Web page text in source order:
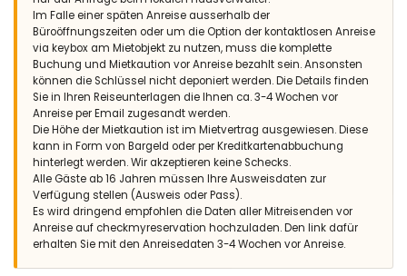
Im Falle einer späten Anreise ausserhalb der
Büroöffnungszeiten oder um die Option der kontaktlosen Anreise
via keybox am Mietobjekt zu nutzen, muss die komplette
Buchung und Mietkaution vor Anreise bezahlt sein. Ansonsten
können die Schlüssel nicht deponiert werden. Die Details finden
Sie in Ihren Reiseunterlagen die Ihnen ca. 3-4 Wochen vor
Anreise per Email zugesandt werden.
Die Höhe der Mietkaution ist im Mietvertrag ausgewiesen. Diese
kann in Form von Bargeld oder per Kreditkartenabbuchung
hinterlegt werden. Wir akzeptieren keine Schecks.
Alle Gäste ab 16 Jahren müssen Ihre Ausweisdaten zur
Verfügung stellen (Ausweis oder Pass).
Es wird dringend empfohlen die Daten aller Mitreisenden vor
Anreise auf checkmyreservation hochzuladen. Den link dafür
erhalten Sie mit den Anreisedaten 3-4 Wochen vor Anreise.